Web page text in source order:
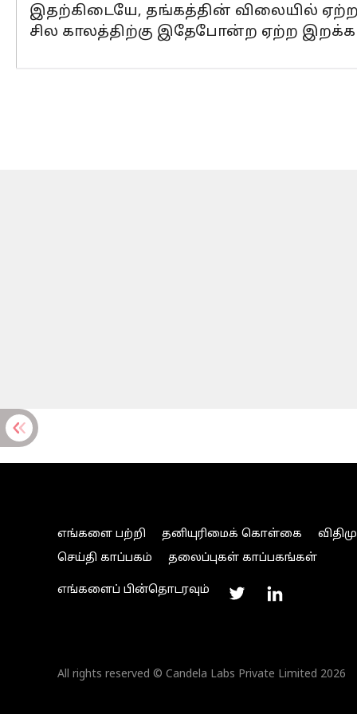
இதற்கிடையே, தங்கத்தின் விலையில்
சில காலத்திற்கு இதேபோன்ற ஏற்ற
எங்களை பற்றி தனியுரிமைக் கொள்கை
செய்தி காப்பகம்
தலைப்புகள் காப்பகங்கள்
எங்களைப் பின்தொடரவும்
All rights reserved © Candela Labs Private Limited 2026